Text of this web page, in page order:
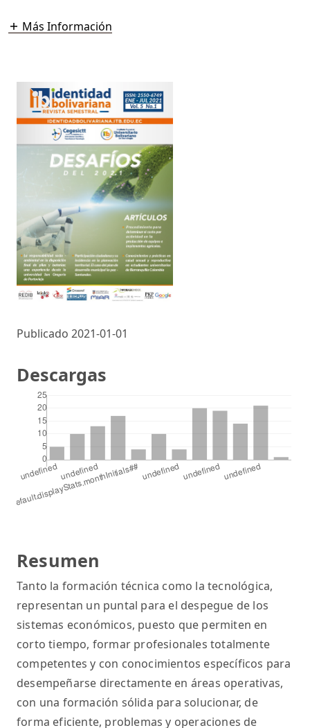
Más Información
Publicado 2021-01-01
Resumen
Tanto la formación técnica como la tecnológica,
representan un puntal para el despegue de los
sistemas económicos, puesto que permiten en
corto tiempo, formar profesionales totalmente
competentes y con conocimientos específicos para
desempeñarse directamente en áreas operativas,
con una formación sólida para solucionar, de
forma eficiente, problemas y operaciones de
Descargas